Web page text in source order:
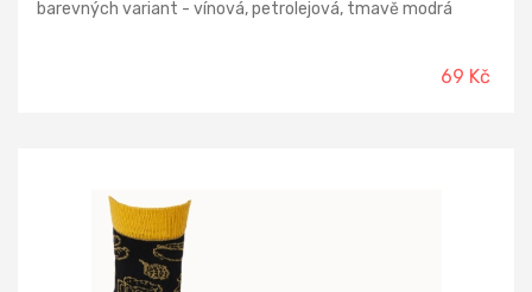
barevných variant - vínová, petrolejová, tmavě modrá
69 Kč